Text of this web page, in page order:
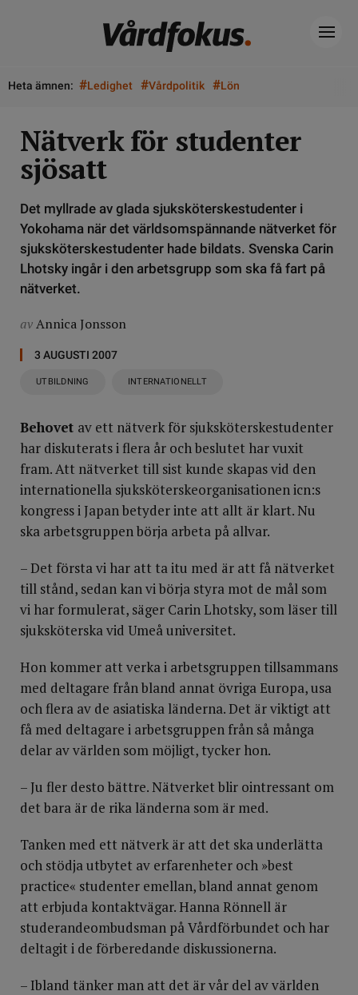
Heta ämnen: #Ledighet #Vårdpolitik #Lön
Nätverk för studenter
sjösatt
Det myllrade av glada sjuksköterskestudenter i
Yokohama när det världsomspännande nätverket för
sjuksköterskestudenter hade bildats. Svenska Carin
Lhotsky ingår i den arbetsgrupp som ska få fart på
nätverket.
avAnnica Jonsson
3 AUGUSTI 2007
UTBILDNING INTERNATIONELLT
Behovet av ett nätverk för sjuksköterskestudenter
har diskuterats i flera år och beslutet har vuxit
fram. Att nätverket till sist kunde skapas vid den
internationella sjuksköterskeorganisationen icn:s
kongress i Japan betyder inte att allt är klart. Nu
ska arbetsgruppen börja arbeta på allvar.
– Det första vi har att ta itu med är att få nätverket
till stånd, sedan kan vi börja styra mot de mål som
vi har formulerat, säger Carin Lhotsky, som läser till
sjuksköterska vid Umeå universitet.
Hon kommer att verka i arbetsgruppen tillsammans
med deltagare från bland annat övriga Europa, usa
och flera av de asiatiska länderna. Det är viktigt att
få med deltagare i arbetsgruppen från så många
delar av världen som möjligt, tycker hon.
– Ju fler desto bättre. Nätverket blir ointressant om
det bara är de rika länderna som är med.
Tanken med ett nätverk är att det ska underlätta
och stödja utbytet av erfarenheter och »best
practice« studenter emellan, bland annat genom
att erbjuda kontaktvägar. Hanna Rönnell är
studerandeombudsman på Vårdförbundet och har
deltagit i de förberedande diskussionerna.
– Ibland tänker man att det är vår del av världen